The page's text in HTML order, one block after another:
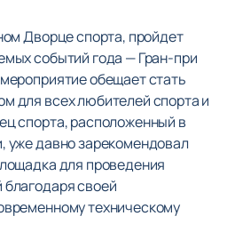
Дворце спорта, пройдет
событий года — Гран-при
обещает стать
для всех любителей спорта и
спорта, расположенный в
уже давно зарекомендовал
для проведения
своей
техническому